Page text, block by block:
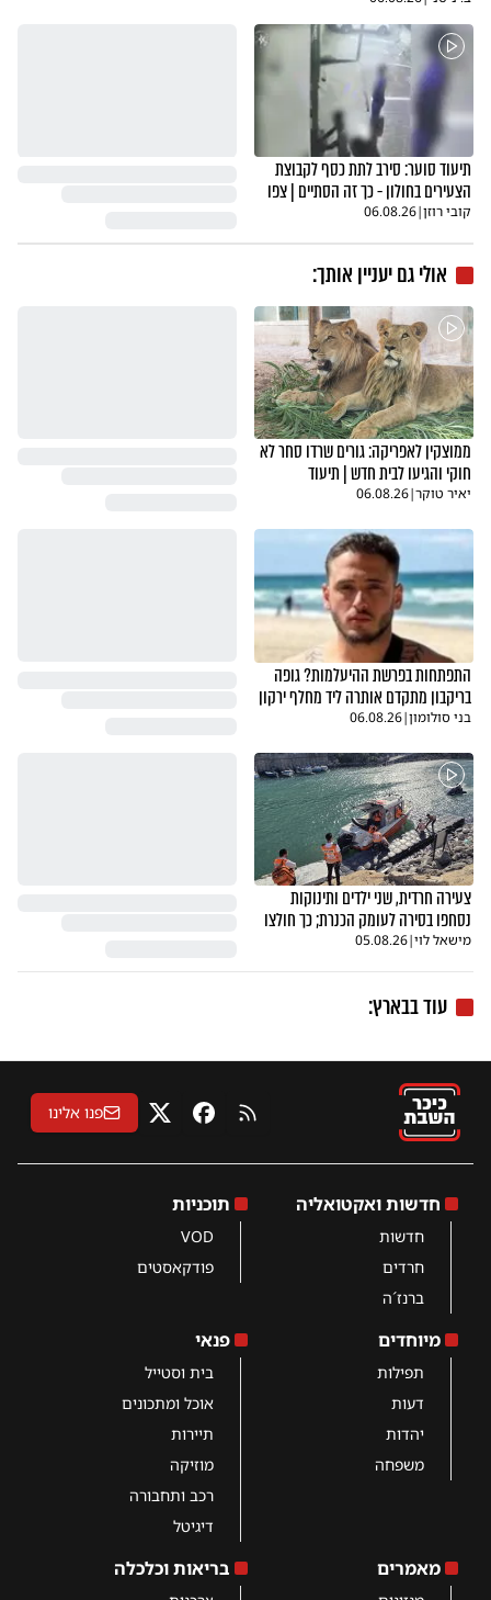
תיעוד סוער: סירב לתת כסף לקבוצת
הצעירים בחולון - כך זה הסתיים | צפו
קובי רוזן|
06.08.26
אולי גם יעניין אותך:
ממוצקין לאפריקה: גורים שרדו סחר לא
חוקי והגיעו לבית חדש | תיעוד
יאיר טוקר|
06.08.26
התפתחות בפרשת ההיעלמות? גופה
בריקבון מתקדם אותרה ליד מחלף ירקון
בני סולומון|
06.08.26
צעירה חרדית, שני ילדים ותינוקות
נסחפו בסירה לעומק הכנרת; כך חולצו
מישאל לוי|
05.08.26
עוד בבארץ:
RSS פייסבוקX פנו אלינו
חדשות ואקטואליה
חדשות
חרדים
ברנז´ה
תוכניות
VOD
פודקאסטים
מיוחדים
תפילות
דעות
יהדות
משפחה
פנאי
בית וסטייל
אוכל ומתכונים
תיירות
מוזיקה
רכב ותחבורה
דיגיטל
מאמרים בריאות וכלכלה